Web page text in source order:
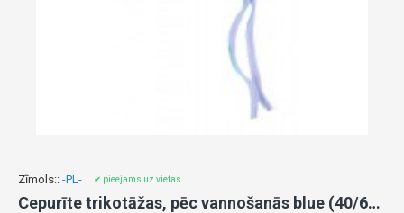
Zīmols:: -PL- ✔ pieejams uz vietas
Cepurīte trikotāžas, pēc vannošanās blue (40/62 cm)